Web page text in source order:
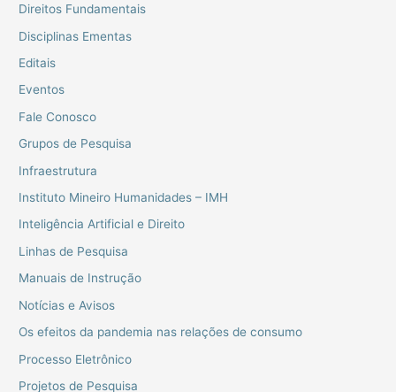
Direitos Fundamentais
Disciplinas Ementas
Editais
Eventos
Fale Conosco
Grupos de Pesquisa
Infraestrutura
Instituto Mineiro Humanidades – IMH
Inteligência Artificial e Direito
Linhas de Pesquisa
Manuais de Instrução
Notícias e Avisos
Os efeitos da pandemia nas relações de consumo
Processo Eletrônico
Projetos de Pesquisa